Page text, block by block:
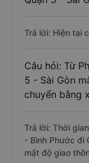
Trả lời: Hiện tại
Câu hỏi: Từ
5 - Sài Gòn
chuyển bằng
Trả lời: Thời
- Bình Phước đi
mật độ giao